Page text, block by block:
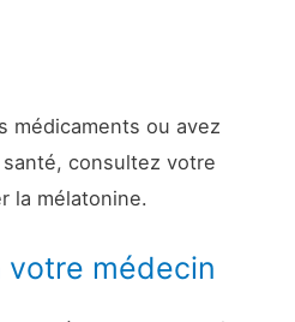
médicaments ou avez
santé, consultez votre
la mélatonine.
votre médecin